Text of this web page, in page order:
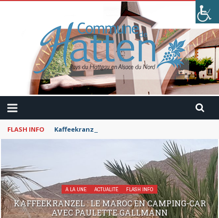
FLASH INFO Kaffeekranzel : Le Maroc en camping-car avec
A LA UNE ACTUALITÉ FLASH INFO
KAFFEEKRANZEL : LE MAROC EN CAMPING-CAR
AVEC PAULETTE GALLMANN